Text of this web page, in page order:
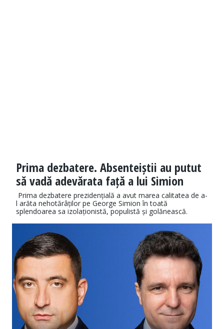
Prima dezbatere. Absenteiștii au putut
să vadă adevărata față a lui Simion
Prima dezbatere prezidențială a avut marea calitatea de a-
l arăta nehotărâților pe George Simion în toată
splendoarea sa izolaționistă, populistă și golănească.